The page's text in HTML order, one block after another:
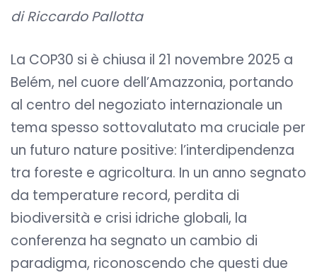
di Riccardo Pallotta
La COP30 si è chiusa il 21 novembre 2025 a
Belém, nel cuore dell’Amazzonia, portando
al centro del negoziato internazionale un
tema spesso sottovalutato ma cruciale per
un futuro nature positive: l’interdipendenza
tra foreste e agricoltura. In un anno segnato
da temperature record, perdita di
biodiversità e crisi idriche globali, la
conferenza ha segnato un cambio di
paradigma, riconoscendo che questi due